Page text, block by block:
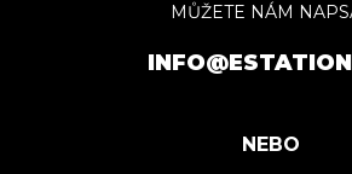
MŮŽETE NÁM